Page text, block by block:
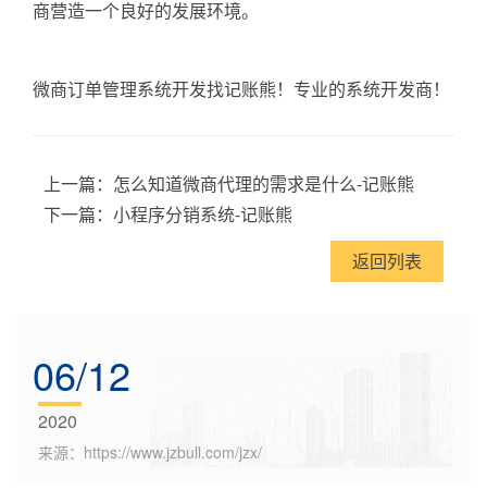
商营造一个良好的发展环境。
微商订单管理系统开发找记账熊！专业的系统开发商！
上一篇： 怎么知道微商代理的需求是什么-记账熊
下一篇： 小程序分销系统-记账熊
返回列表
06/12
2020
来源：https://www.jzbull.com/jzx/